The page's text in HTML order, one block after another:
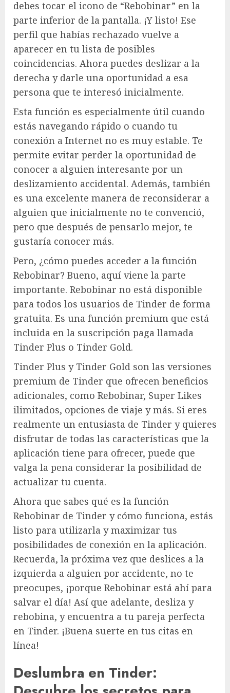
debes tocar el icono de “Rebobinar” en la
parte inferior de la pantalla. ¡Y listo! Ese
perfil que habías rechazado vuelve a
aparecer en tu lista de posibles
coincidencias. Ahora puedes deslizar a la
derecha y darle una oportunidad a esa
persona que te interesó inicialmente.
Esta función es especialmente útil cuando
estás navegando rápido o cuando tu
conexión a Internet no es muy estable. Te
permite evitar perder la oportunidad de
conocer a alguien interesante por un
deslizamiento accidental. Además, también
es una excelente manera de reconsiderar a
alguien que inicialmente no te convenció,
pero que después de pensarlo mejor, te
gustaría conocer más.
Pero, ¿cómo puedes acceder a la función
Rebobinar? Bueno, aquí viene la parte
importante. Rebobinar no está disponible
para todos los usuarios de Tinder de forma
gratuita. Es una función premium que está
incluida en la suscripción paga llamada
Tinder Plus o Tinder Gold.
Tinder Plus y Tinder Gold son las versiones
premium de Tinder que ofrecen beneficios
adicionales, como Rebobinar, Super Likes
ilimitados, opciones de viaje y más. Si eres
realmente un entusiasta de Tinder y quieres
disfrutar de todas las características que la
aplicación tiene para ofrecer, puede que
valga la pena considerar la posibilidad de
actualizar tu cuenta.
Ahora que sabes qué es la función
Rebobinar de Tinder y cómo funciona, estás
listo para utilizarla y maximizar tus
posibilidades de conexión en la aplicación.
Recuerda, la próxima vez que deslices a la
izquierda a alguien por accidente, no te
preocupes, ¡porque Rebobinar está ahí para
salvar el día! Así que adelante, desliza y
rebobina, y encuentra a tu pareja perfecta
en Tinder. ¡Buena suerte en tus citas en
línea!
Deslumbra en Tinder: